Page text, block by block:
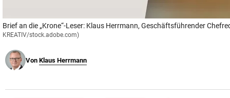
Brief an die „Krone“-Leser: Klaus Herrmann, Geschäftsführender
KREATIV/stock.adobe.com)
Von Klaus Herrmann